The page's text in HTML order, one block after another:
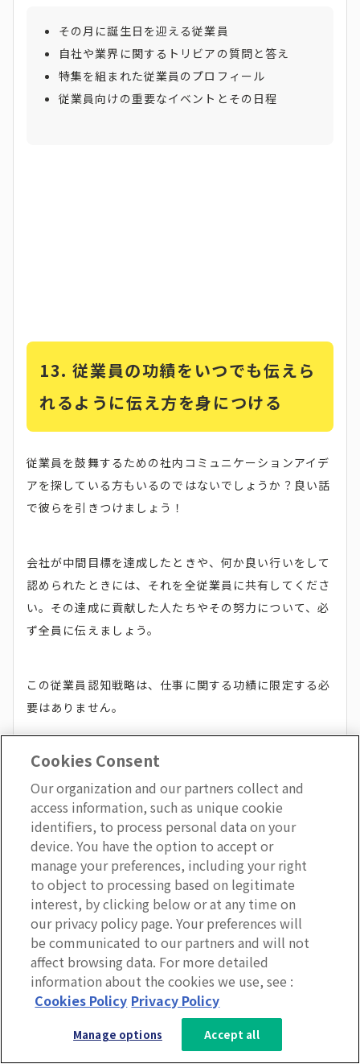
その月に誕生日を迎える従業員
自社や業界に関するトリビアの質問と答え
特集を組まれた従業員のプロフィール
従業員向けの重要なイベントとその日程
13. 従業員の功績をいつでも伝えら
れるように伝え方を身につける
従業員を鼓舞するための社内コミュニケーションアイデ
アを探している方もいるのではないでしょうか？良い話
で彼らを引きつけましょう！
会社が中間目標を達成したときや、何か良い行いをして
認められたときには、それを全従業員に共有してくださ
い。その達成に貢献した人たちやその努力について、必
ず全員に伝えましょう。
この従業員認知戦略は、仕事に関する功績に限定する必
要はありません。
従業員が仕事以外で賞を受賞した場合も、ほかの従業員
に共有してください。そうした知らせがあると、従業員
間の交流と連帯感が促進されます。
14.トレーニングを目的として
PowerPointまたはAppleの
Keynoteプレゼンテーションを使
用する
3分で分かるLumApps
サービス資料を無料ダウンロー
ド
Cookies Consent
Our organization and our partners collect and
access information, such as unique cookie
identifiers, to process personal data on your
device. You have the option to accept or
manage your preferences, including your right
to object to processing based on legitimate
interest, by clicking below or at any time on
our privacy policy page. Your preferences will
be communicated to our partners and will not
affect browsing data. For more detailed
information about the cookies we use, see :
Cookies Policy Privacy Policy
Manage options Accept all